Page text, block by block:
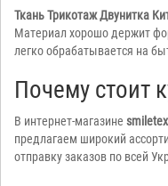
Ткань Трикотаж Двунитка
Материал хорошо держит
легко обрабатывается на
Почему стоит
В интернет-магазине
предлагаем широкий
отправку заказов по всей